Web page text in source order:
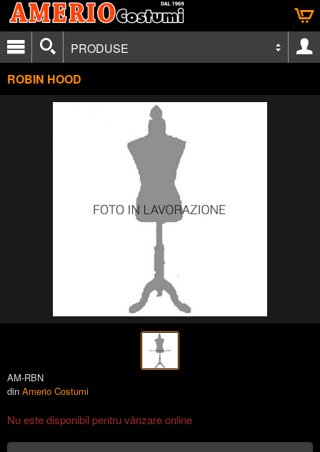
PRODUSE
ROBIN HOOD
AM-RBN
din Amerio Costumi
Nu este disponibil pentru vânzare online